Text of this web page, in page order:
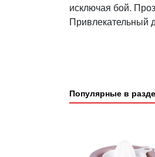
исключая бой.
Привлекательный
Популярные в